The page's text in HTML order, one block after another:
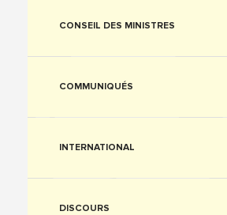
CONSEIL DES MINISTRES
COMMUNIQUÉS
INTERNATIONAL
DISCOURS